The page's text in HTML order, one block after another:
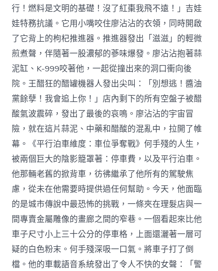
行！燃料是文明的基礎！沒了紅棗我飛不遠！」吉娃
娃特務抗議。它用小嘴咬住廖沾沾的衣領，同時開啟
了它背上的枸杞推進器。推進器發出「滋滋」的輕微
煎煮聲，伴隨著一股濃郁的蔘味爆發。廖沾沾抱著蒜
泥缸、K-999咬著他，一起從撞出來的洞口衝向後
院。王醋狂的醋罐機器人發出尖叫：「別想逃！醬油
黨餘孽！我會追上你！」店內剩下的所有空盤子被醋
酸氣波震碎，發出了最後的哀鳴。廖沾沾的宇宙冒
險，就在這片蒜泥、中藥和醋酸的混亂中，拉開了帷
幕。《平行泊車維度：車位爭奪戰》何手殘的人生，
被兩個巨大的陰影籠罩著：停車費，以及平行泊車。
他那輛老舊的掀背車，彷彿繼承了他所有的駕駛焦
慮，從未在他需要時提供過任何幫助。今天，他面臨
的是城市傳說中最恐怖的挑戰，一條夾在理髮店與一
間專賣金屬雕像的畫廊之間的窄巷。一個看起來比他
車子尺寸小上三十公分的停車格，上面還灑著一層可
疑的白色粉末。何手殘深吸一口氣。將車子打了倒
檔。他的車載語音系統發出了令人不快的女聲：「警